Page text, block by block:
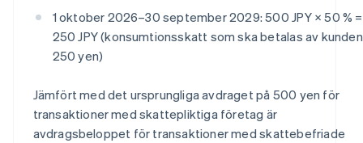
1 oktober 2026–30 september 2029: 500 JPY × 50 % =
250 JPY (konsumtionsskatt som ska betalas av
250 yen)
Jämfört med det ursprungliga avdraget på 500 yen för
transaktioner med skattepliktiga företag är
avdragsbeloppet för transaktioner med skattebefriade